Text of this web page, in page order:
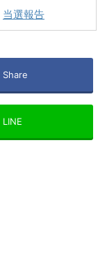
当選報告
Share
LINE